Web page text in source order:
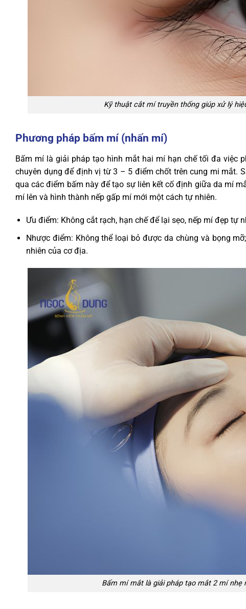
Kỹ thuật cắt mí truyền thống giúp xử lý
Phương pháp bấm mí (nhấn mí)
Bấm mí là giải pháp tạo hình mắt hai mí hạn chế tối đa việc
chuyên dụng để định vị từ 3 – 5 điểm chốt trên cung mi mắt.
qua các điểm bấm này để tạo sự liên kết cố định giữa da mí
mí lên và hình thành nếp gấp mí mới một cách tự nhiên.
Ưu điểm: Không cắt rạch, hạn chế để lại sẹo, nếp mí đẹp
Nhược điểm: Không thể loại bỏ được da chùng và bọng
nhiên của cơ địa.
Bấm mí mắt là giải pháp tạo mắt 2 mí nhẹ